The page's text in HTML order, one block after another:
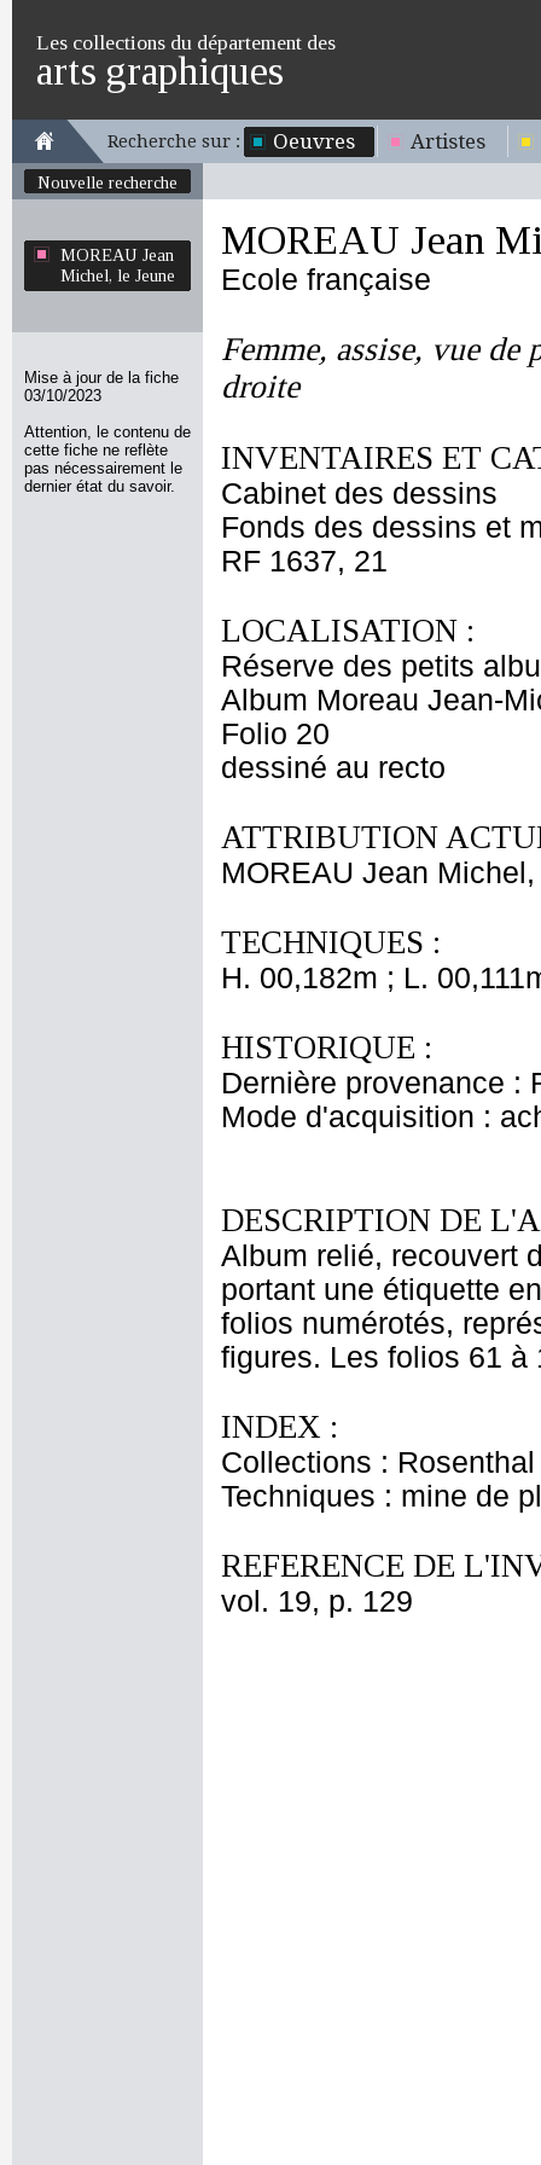
Les collections du département des
arts graphiques
Recherche sur : Oeuvres Artistes
Nouvelle recherche
MOREAU Jean
Michel, le Jeune
Mise à jour de la fiche
03/10/2023
Attention, le contenu de
cette fiche ne reflète
pas nécessairement le
dernier état du savoir.
MOREAU Jean
Ecole française
Femme, assise, vue de
droite
INVENTAIRES ET
Cabinet des dessins
Fonds des dessins et
RF 1637, 21
LOCALISATION :
Réserve des petits
Album Moreau Jean-
Folio 20
dessiné au recto
ATTRIBUTION
MOREAU Jean
TECHNIQUES :
H. 00,182m ; L.
HISTORIQUE :
Dernière provenance :
Mode d'acquisition :
DESCRIPTION DE
Album relié, recouvert
portant une étiquette
folios numérotés,
figures. Les folios 61 à
INDEX :
Collections : Rosenthal
Techniques : mine de
REFERENCE DE
vol. 19, p. 129